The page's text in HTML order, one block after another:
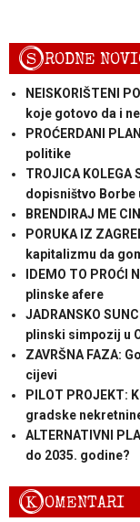
SRODNE
NEISKORIŠTENI
koje gotovo da i
PROĆERDANI
politike
TROJICA
dopisništvo Borbe
BRENDIRAJ ME
PORUKA IZ
kapitalizmu da
IDEMO TO PROĆI
plinske afere
JADRANSKO
plinski simpozij u
ZAVRŠNA FAZA:
cijevi
PILOT PROJEKT:
gradske
ALTERNATIVNI
do 2035. godine?
KOMENTARI